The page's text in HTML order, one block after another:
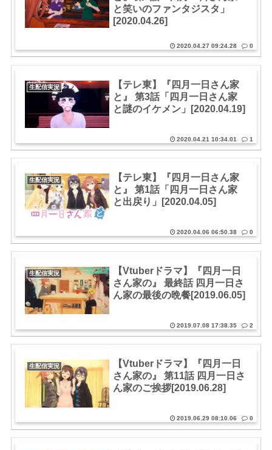
と笑いのファンタジスタ」
[2020.04.26]
2020.04.27 09:24.28 0
生配信実況
【テレ東】『四月一日さん家
と』 第3話「四月一日さん家
と謎のイケメン」[2020.04.19]
2020.04.21 10:34.01 1
生配信実況
【テレ東】『四月一日さん家
と』 第1話「四月一日さん家
と出戻り」[2020.04.05]
2020.04.06 06:50.38 0
生配信実況
【Vtuberドラマ】『四月一日
さん家の』 最終話 四月一日さ
ん家の最後の晩餐[2019.06.05]
2019.07.08 17:38.35 2
生配信実況
【Vtuberドラマ】『四月一日
さん家の』 第11話 四月一日さ
ん家のご挨拶[2019.06.28]
2019.06.29 08:10.06 0